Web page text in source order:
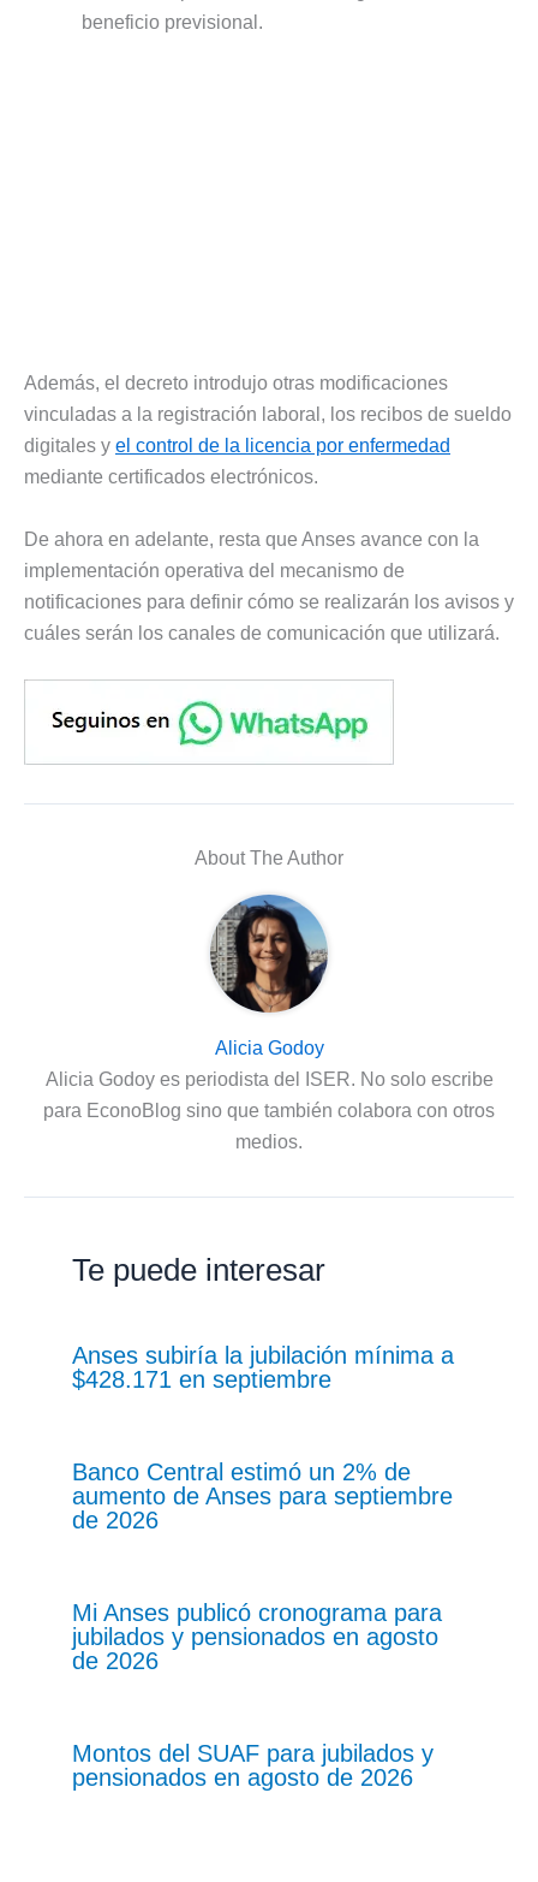
beneficio previsional.
Además, el decreto introdujo otras modificaciones
vinculadas a la registración laboral, los recibos de sueldo
digitales y el control de la licencia por enfermedad
mediante certificados electrónicos.
De ahora en adelante, resta que Anses avance con la
implementación operativa del mecanismo de
notificaciones para definir cómo se realizarán los avisos y
cuáles serán los canales de comunicación que utilizará.
About The Author
Alicia Godoy
Alicia Godoy es periodista del ISER. No solo escribe
para EconoBlog sino que también colabora con otros
medios.
Te puede interesar
Anses subiría la jubilación mínima a
$428.171 en septiembre
Banco Central estimó un 2% de
aumento de Anses para septiembre
de 2026
Mi Anses publicó cronograma para
jubilados y pensionados en agosto
de 2026
Montos del SUAF para jubilados y
pensionados en agosto de 2026